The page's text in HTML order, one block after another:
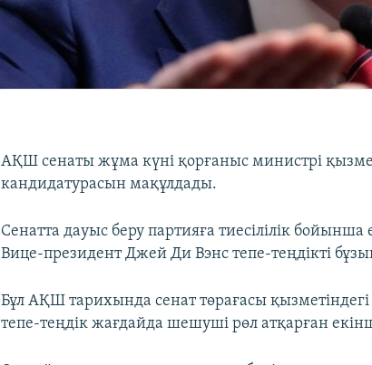
АҚШ сенаты жұма күні қорғаныс министрі
кандидатурасын мақұлдады.
Сенатта дауыс беру партияға тиесілілік бойынша
Вице-президент Джей Ди Вэнс тепе-теңдікті
Бұл АҚШ тарихында сенат төрағасы
тепе-теңдік жағдайда шешуші рөл атқарған